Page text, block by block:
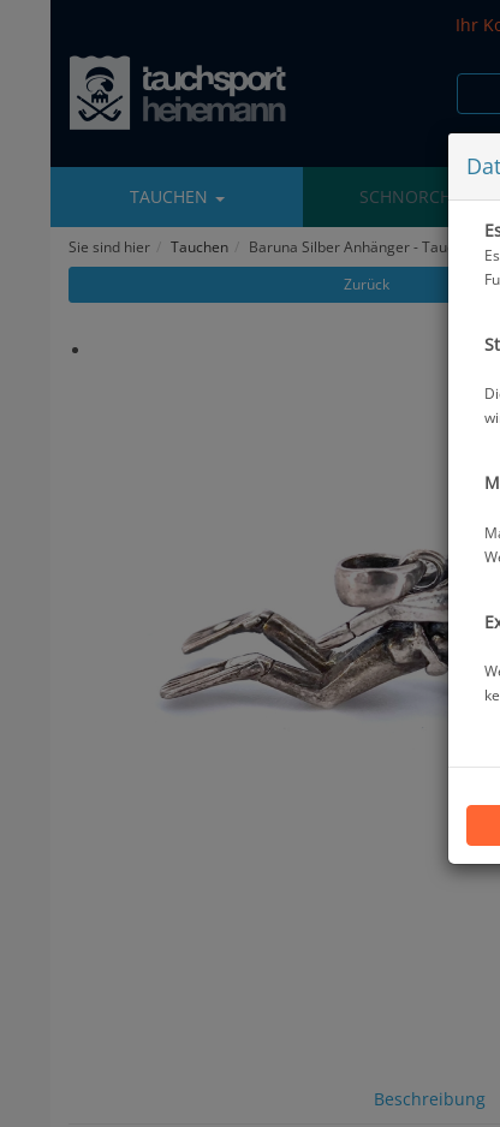
Ihr
TAUCHEN SCHNORCHELN
Sie sind hier Tauchen
Baruna Silber Anhänger - Taucher #
Zurück
Beschreibung